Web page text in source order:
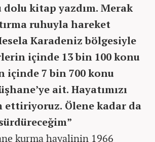
dolu kitap yazdım. Merak
ruhuyla hareket
Karadeniz bölgesiyle
içinde 13 bin 100 konu
içinde 7 bin 700 konu
ait. Hayatımızı
ettiriyoruz. Ölene kadar da
kurma hayalinin 1966